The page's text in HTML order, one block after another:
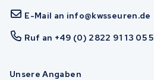
E-Mail an info@kwsseuren.de
Ruf an +49 (0) 2822 91 13 05 5
Unsere Angaben